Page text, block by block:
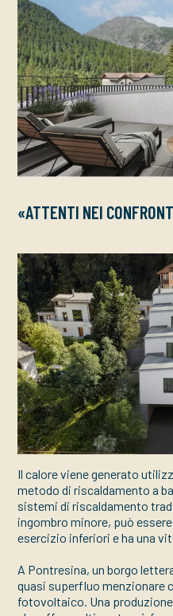
«ATTENTI NEI
Il calore viene generato
metodo di riscaldamento a
sistemi di riscaldamento
ingombro minore, può
esercizio inferiori e ha una
A Pontresina, un borgo
quasi superfluo menzionare
fotovoltaico. Una